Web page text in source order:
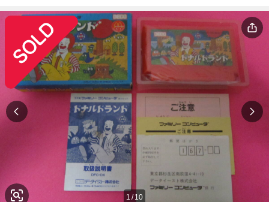
1 / 10